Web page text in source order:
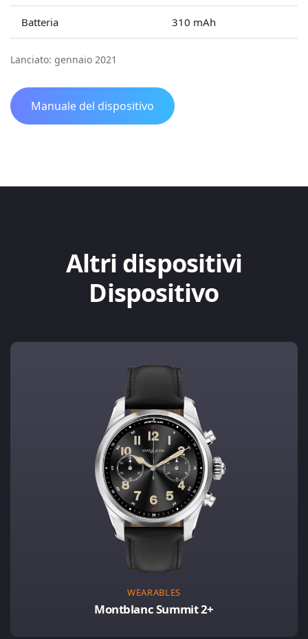
Batteria 310 mAh
Lanciato: gennaio 2021
Manuale del dispositivo
Altri dispositivi
Dispositivo
WEARABLES
Montblanc Summit 2+